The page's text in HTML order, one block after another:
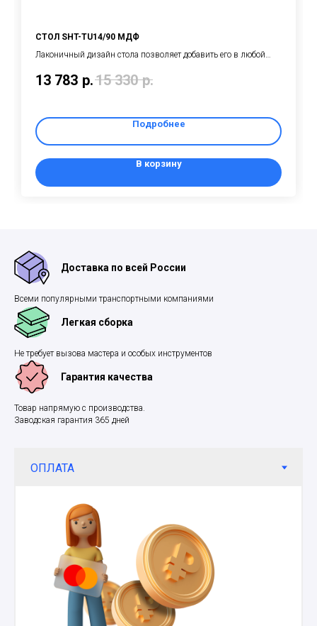
СТОЛ SHT-TU14/90 МДФ
Лаконичный дизайн cтола позволяет добавить его в любой
учреждений, залов ожидания или домашних интерьеров.
13 783 р.15 330 р.
Подробнее
В корзину
Доставка по всей России
Всеми популярными транспортными компаниями
Легкая сборка
Не требует вызова мастера и особых инструментов
Гарантия качества
Товар напрямую с производства.
Заводская гарантия 365 дней